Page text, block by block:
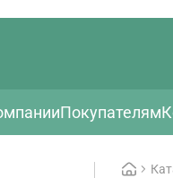
Покупателям